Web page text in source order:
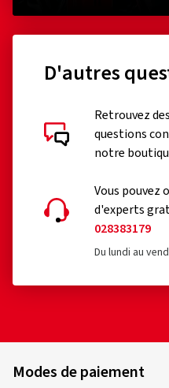
(0)
D'autres
Retrouvez
questions
notre
Vous pouvez
d'experts
028383179
Du lundi au
Modes de paiement